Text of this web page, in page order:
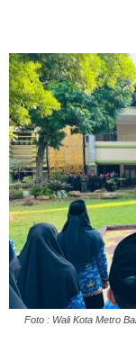
Foto : Wali Kota Metro